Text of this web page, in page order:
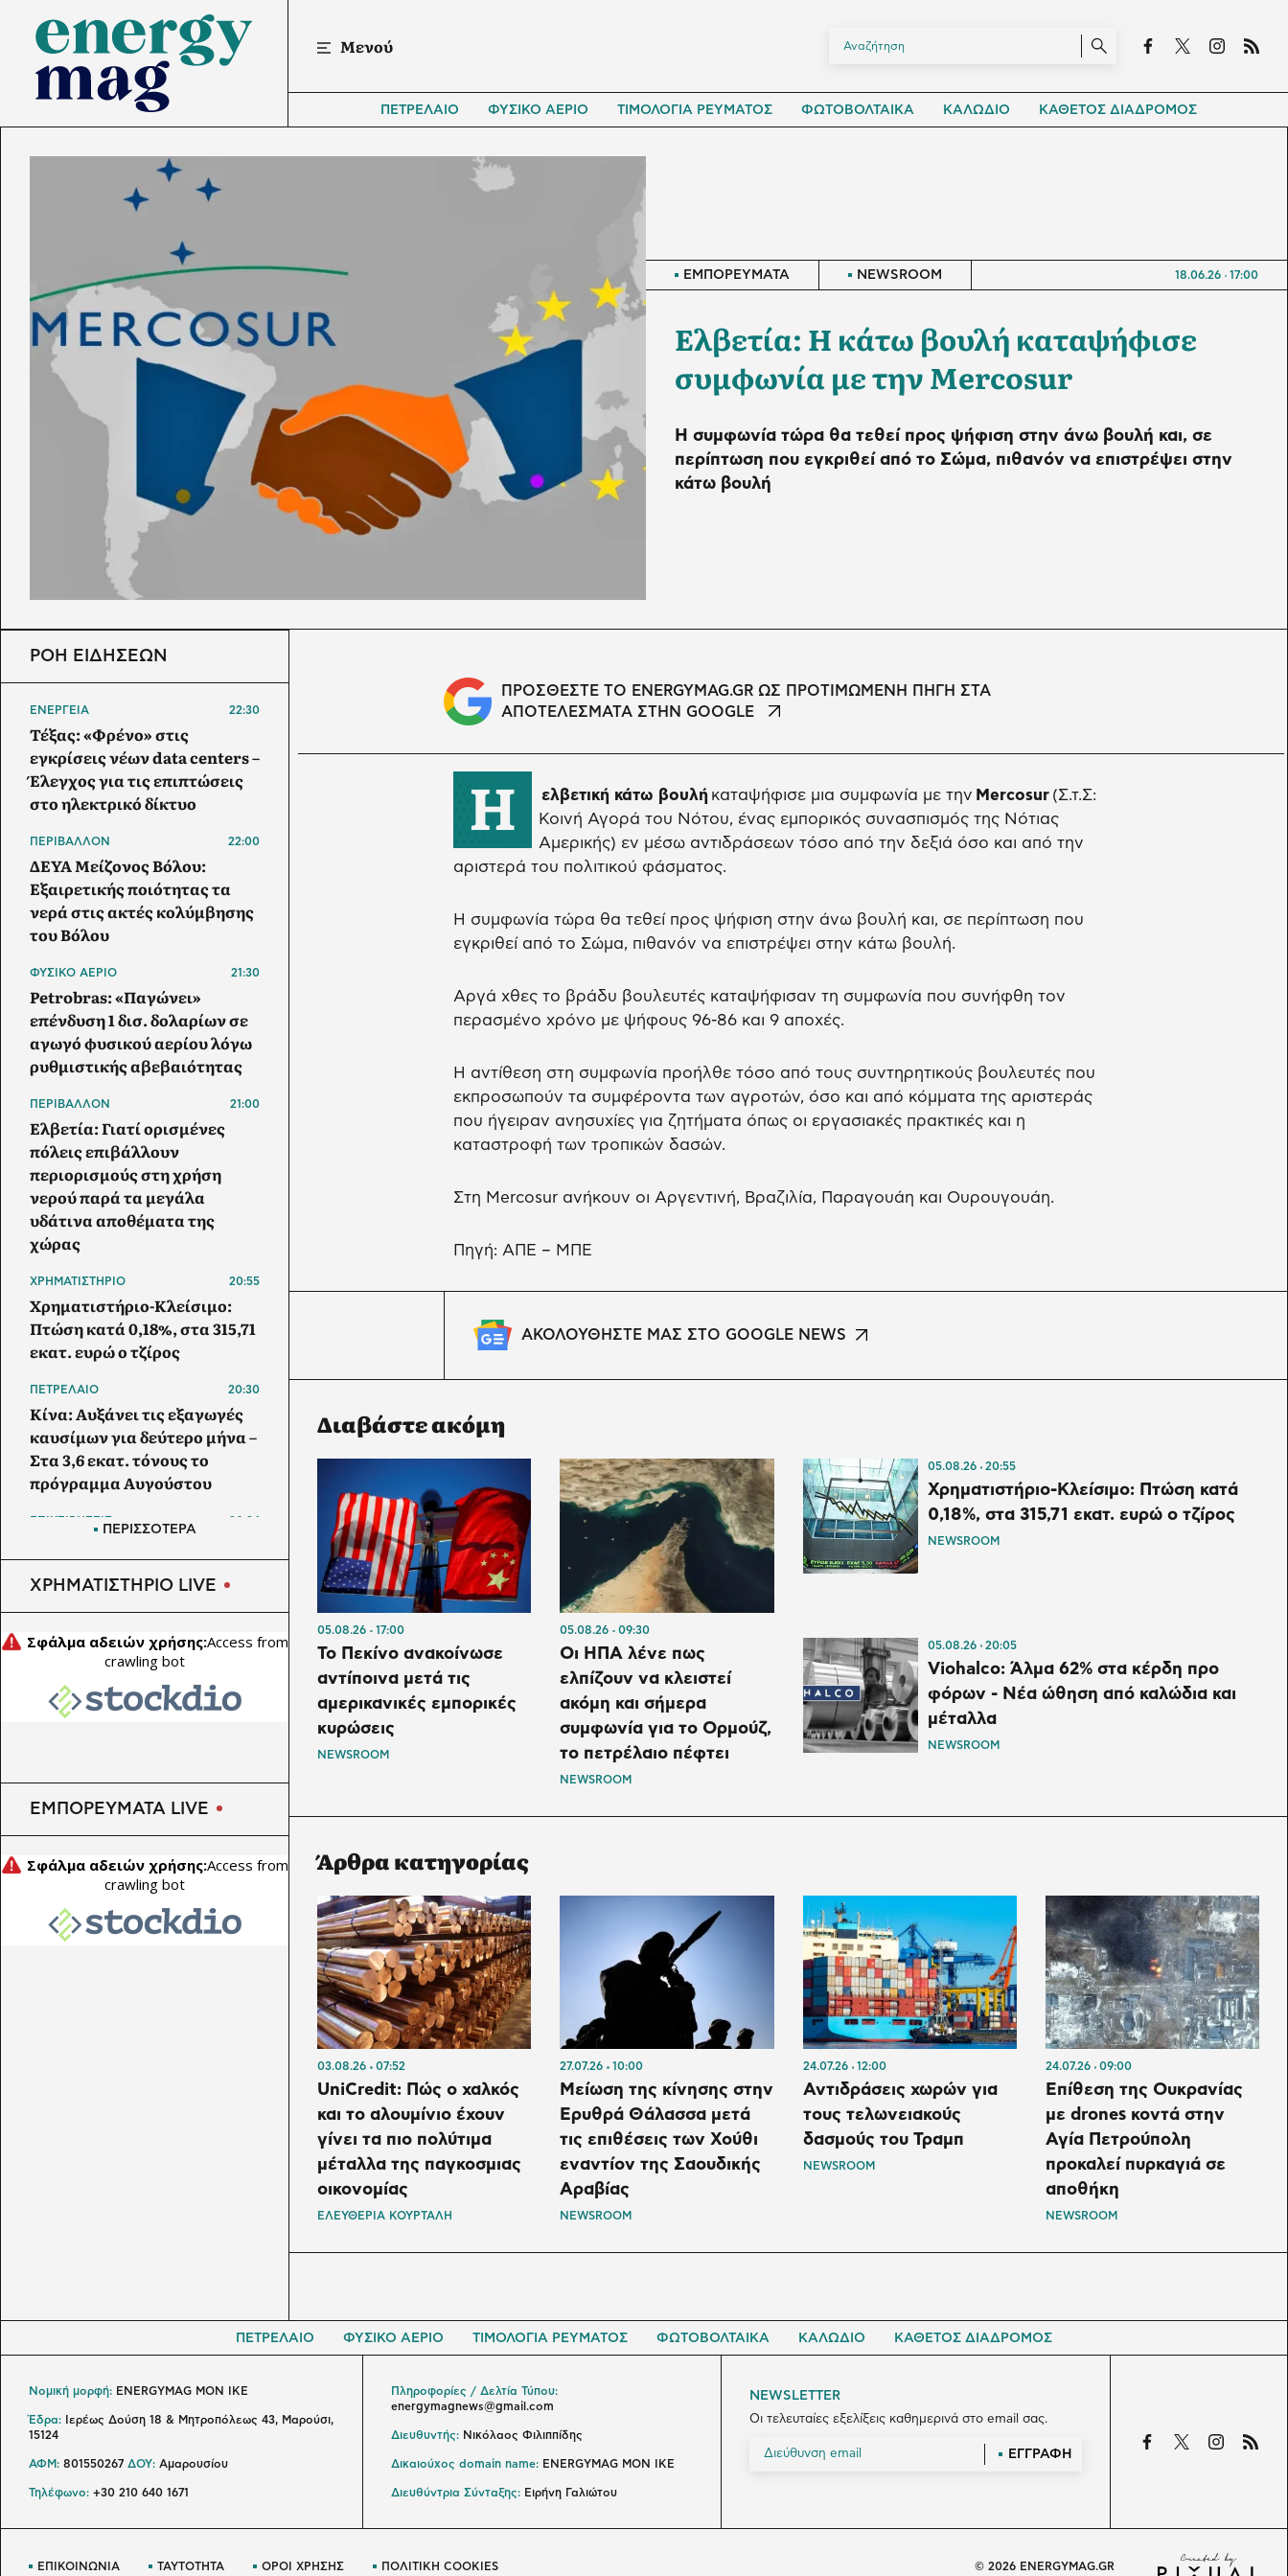
Μενού
ΠΕΤΡΕΛΑΙΟ ΦΥΣΙΚΟ ΑΕΡΙΟ ΤΙΜΟΛΟΓΙΑ ΡΕΥΜΑΤΟΣ ΦΩΤΟΒΟΛΤΑΙΚΑ ΚΑΛΩΔΙΟ ΚΑΘΕΤΟΣ ΔΙΑΔΡΟΜΟΣ
ΕΜΠΟΡΕΥΜΑΤΑ NEWSROOM 18.06.26 17:00
Ελβετία: Η κάτω βουλή καταψήφισε
συμφωνία με την Mercosur
Η συμφωνία τώρα θα τεθεί προς ψήφιση στην άνω βουλή και, σε
περίπτωση που εγκριθεί από το Σώμα, πιθανόν να επιστρέψει στην
κάτω βουλή
ΠΡΟΣΘΕΣΤΕ ΤΟ ENERGYMAG.GR ΩΣ ΠΡΟΤΙΜΩΜΕΝΗ ΠΗΓΗ ΣΤΑ
ΑΠΟΤΕΛΕΣΜΑΤΑ ΣΤΗΝ GOOGLE
Η ελβετική κάτω βουλή καταψήφισε μια συμφωνία με την Mercosur(Σ.τ.Σ:
Κοινή Αγορά του Νότου, ένας εμπορικός συνασπισμός της Νότιας
Αμερικής) εν μέσω αντιδράσεων τόσο από την δεξιά όσο και από την
αριστερά του πολιτικού φάσματος.
Η συμφωνία τώρα θα τεθεί προς ψήφιση στην άνω βουλή και, σε περίπτωση που
εγκριθεί από το Σώμα, πιθανόν να επιστρέψει στην κάτω βουλή.
Αργά χθες το βράδυ βουλευτές καταψήφισαν τη συμφωνία που συνήφθη τον
περασμένο χρόνο με ψήφους 96-86 και 9 αποχές.
Η αντίθεση στη συμφωνία προήλθε τόσο από τους συντηρητικούς βουλευτές που
εκπροσωπούν τα συμφέροντα των αγροτών, όσο και από κόμματα της αριστεράς
που ήγειραν ανησυχίες για ζητήματα όπως οι εργασιακές πρακτικές και η
καταστροφή των τροπικών δασών.
Στη Mercosur ανήκουν οι Αργεντινή, Βραζιλία, Παραγουάη και Ουρουγουάη.
Πηγή: ΑΠΕ – ΜΠΕ
ΑΚΟΛΟΥΘΗΣΤΕ ΜΑΣ ΣΤΟ GOOGLE NEWS
Διαβάστε ακόμη
05.08.26 17:00
Το Πεκίνο ανακοίνωσε
αντίποινα μετά τις
αμερικανικές εμπορικές
κυρώσεις
NEWSROOM
05.08.26 09:30
Οι ΗΠΑ λένε πως
ελπίζουν να κλειστεί
ακόμη και σήμερα
συμφωνία για το Ορμούζ,
το πετρέλαιο πέφτει
NEWSROOM
05.08.26 20:55
Χρηματιστήριο-Κλείσιμο: Πτώση κατά
0,18%, στα 315,71 εκατ. ευρώ ο τζίρος
NEWSROOM
05.08.26 20:05
Viohalco: Άλμα 62% στα κέρδη προ
φόρων - Νέα ώθηση από καλώδια και
μέταλλα
NEWSROOM
Άρθρα κατηγορίας
03.08.26 07:52
UniCredit: Πώς ο χαλκός
και το αλουμίνιο έχουν
γίνει τα πιο πολύτιμα
μέταλλα της παγκοσμιας
οικονομίας
ΕΛΕΥΘΕΡΙΑ ΚΟΥΡΤΑΛΗ
27.07.26 10:00
Μείωση της κίνησης στην
Ερυθρά Θάλασσα μετά
τις επιθέσεις των Χούθι
εναντίον της Σαουδικής
Αραβίας
NEWSROOM
24.07.26 12:00
Αντιδράσεις χωρών για
τους τελωνειακούς
δασμούς του Τραμπ
NEWSROOM
24.07.26 09:00
Επίθεση της Ουκρανίας
με drones κοντά στην
Αγία Πετρούπολη
προκαλεί πυρκαγιά σε
αποθήκη
NEWSROOM
ΡΟΗ ΕΙΔΗΣΕΩΝ
ΕΝΕΡΓΕΙΑ 22:30
Τέξας: «Φρένο» στις
εγκρίσεις νέων data centers –
Έλεγχος για τις επιπτώσεις
στο ηλεκτρικό δίκτυο
ΠΕΡΙΒΑΛΛΟΝ 22:00
ΔΕΥΑ Μείζονος Βόλου:
Εξαιρετικής ποιότητας τα
νερά στις ακτές κολύμβησης
του Βόλου
ΦΥΣΙΚΟ ΑΕΡΙΟ 21:30
Petrobras: «Παγώνει»
επένδυση 1 δισ. δολαρίων σε
αγωγό φυσικού αερίου λόγω
ρυθμιστικής αβεβαιότητας
ΠΕΡΙΒΑΛΛΟΝ 21:00
Ελβετία: Γιατί ορισμένες
πόλεις επιβάλλουν
περιορισμούς στη χρήση
νερού παρά τα μεγάλα
υδάτινα αποθέματα της
χώρας
ΧΡΗΜΑΤΙΣΤΗΡΙΟ 20:55
Χρηματιστήριο-Κλείσιμο:
Πτώση κατά 0,18%, στα 315,71
εκατ. ευρώ ο τζίρος
ΠΕΤΡΕΛΑΙΟ 20:30
Κίνα: Αυξάνει τις εξαγωγές
καυσίμων για δεύτερο μήνα –
Στα 3,6 εκατ. τόνους το
πρόγραμμα Αυγούστου
ΕΠΙΧΕΙΡΗΣΕΙΣ 20:24
2,4 δισ. ευρώ – Προχωρούν
data center και συνεργασία
με Vodafone
ΕΠΙΧΕΙΡΗΣΕΙΣ
Viohalco: Άλμα 62% στα
κέρδη προ φόρων - Νέα
ώθηση από καλώδια και
ΠΕΡΙΣΣΟΤΕΡΑ
ΧΡΗΜΑΤΙΣΤΗΡΙΟ LIVE
ΕΜΠΟΡΕΥΜΑΤΑ LIVE
ΠΕΤΡΕΛΑΙΟ ΦΥΣΙΚΟ ΑΕΡΙΟ ΤΙΜΟΛΟΓΙΑ ΡΕΥΜΑΤΟΣ ΦΩΤΟΒΟΛΤΑΙΚΑ ΚΑΛΩΔΙΟ ΚΑΘΕΤΟΣ ΔΙΑΔΡΟΜΟΣ
NEWSLETTER
Οι τελευταίες εξελίξεις καθημερινά στο email σας.
ΕΓΓΡΑΦΗ
Νομική μορφή: ENERGYMAG MON IKE
Έδρα: Ιερέως Δούση 18 & Μητροπόλεως 43, Μαρούσι,
15124
ΑΦΜ: 801550267 ΔΟΥ: Αμαρουσίου
Τηλέφωνο: +30 210 640 1671
Πληροφορίες / Δελτία Τύπου:
energymagnews@gmail.com
Διευθυντής: Νικόλαος Φιλιππίδης
Δικαιούχος domain name: ENERGYMAG ΜΟΝ ΙΚΕ
Διευθύντρια Σύνταξης: Ειρήνη Γαλιώτου
ΕΠΙΚΟΙΝΩΝΙΑ ΤΑΥΤΟΤΗΤΑ ΟΡΟΙ ΧΡΗΣΗΣ ΠΟΛΙΤΙΚΗ COOKIES © 2026 ENERGYMAG.GR